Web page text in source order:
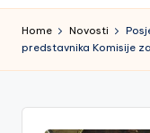
a
vi
a
Home Novosti
predstavnika Komisije